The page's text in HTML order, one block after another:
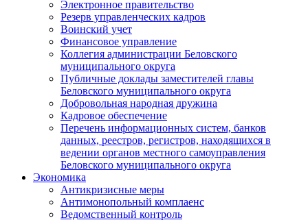
Электронное правительство
Резерв управленческих кадров
Воинский учет
Финансовое управление
Коллегия администрации Беловского
муниципального округа
Публичные доклады заместителей главы
Беловского муниципального округа
Добровольная народная дружина
Кадровое обеспечение
Перечень информационных систем, банков
данных, реестров, регистров, находящихся в
ведении органов местного самоуправления
Беловского муниципального округа
Экономика
Антикризисные меры
Антимонопольный комплаенс
Ведомственный контроль